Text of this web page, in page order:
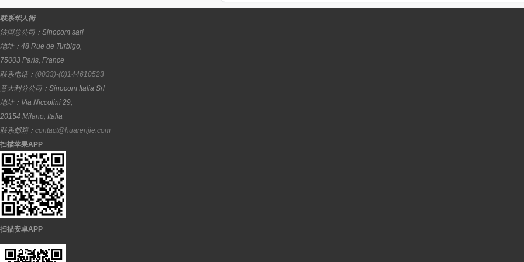
联系华人街
法国总公司： Sinocom sarl
地址： 48 Rue de Turbigo,
75003 Paris, France
联系电话： (0033)-(0)144610523
意大利分公司： Sinocom Italia Srl
地址： Via Niccolini 29,
20154 Milano, Italia
联系邮箱： contact@huarenjie.com
扫描苹果APP
扫描安卓APP